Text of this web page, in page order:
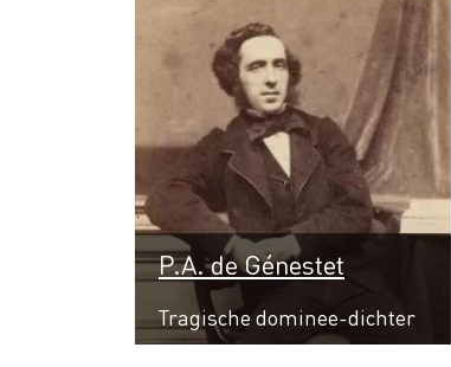
P.A. de Génestet
Tragische dominee-dichter